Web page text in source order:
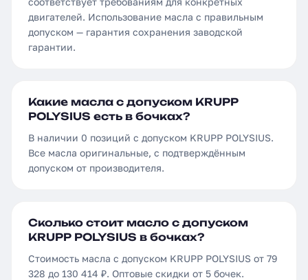
двигателей. Использование масла с правильным
допуском — гарантия сохранения заводской
гарантии.
Какие масла с допуском KRUPP
POLYSIUS есть в бочках?
В наличии 0 позиций с допуском KRUPP POLYSIUS.
Все масла оригинальные, с подтверждённым
допуском от производителя.
Сколько стоит масло с допуском
KRUPP POLYSIUS в бочках?
Стоимость масла с допуском KRUPP POLYSIUS от 79
328 до 130 414 ₽. Оптовые скидки от 5 бочек.